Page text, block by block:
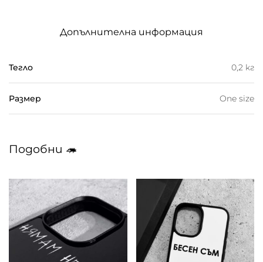
Допълнителна информация
Тегло 0,2 кг
Размер One size
Подобни 🦔